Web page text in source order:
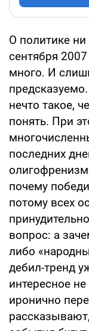
О политике
сентября
много. И
нечто такое,
понять. При
последних
почему
потому всех
вопрос: а
либо
дебил-тренд
интересное
иронично